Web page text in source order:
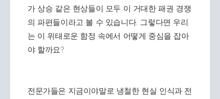
가 상승 같은 현상들이 모두 이 거대한 패권 경쟁
의 파편들이라고 볼 수 있습니다. 그렇다면 우리
는 이 위태로운 함정 속에서 어떻게 중심을 잡아
야 할까요?
전문가들은 지금이야말로 냉철한 현실 인식과 전